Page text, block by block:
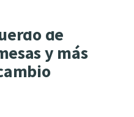
de
y más